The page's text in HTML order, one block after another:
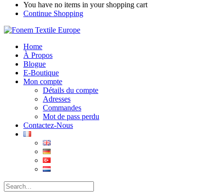
You have no items in your shopping cart
Continue Shopping
Home
À Propos
Blogue
E-Boutique
Mon compte
Détails du compte
Adresses
Commandes
Mot de pass perdu
Contactez-Nous